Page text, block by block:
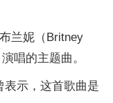
兰妮（Britney
唱的主题曲。
表示，这首歌曲是